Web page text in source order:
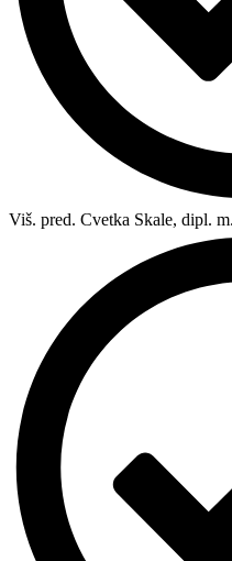
Viš. pred. Cvetka Skale, dipl.